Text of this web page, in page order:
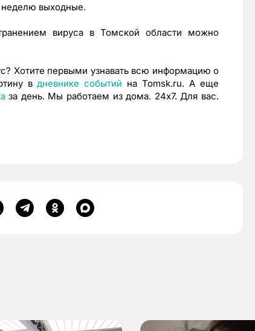
неделю выходные.
вируса в Томской области можно
Хотите первыми узнавать всю информацию о
в дневнике событий на Tomsk.ru. А еще
за день. Мы работаем из дома. 24х7. Для вас.